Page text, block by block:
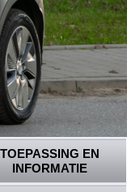
TOEPASSING EN
INFORMATIE